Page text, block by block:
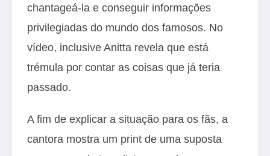
chantageá-la e conseguir informações
privilegiadas do mundo dos famosos. No
vídeo, inclusive Anitta revela que está
trémula por contar as coisas que já teria
passado.
A fim de explicar a situação para os fãs, a
cantora mostra um print de uma suposta